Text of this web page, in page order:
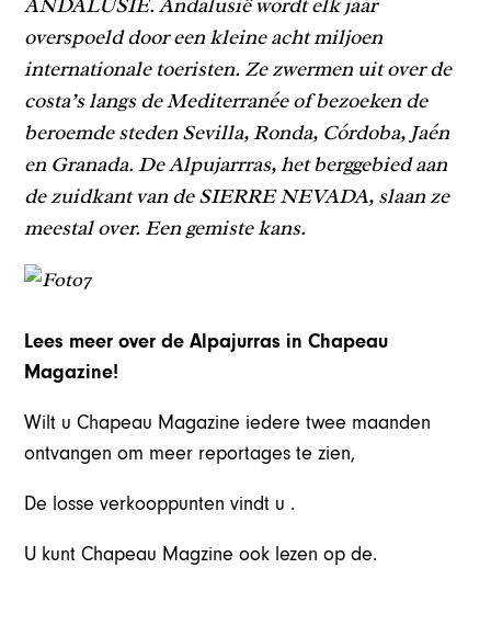
ANDALUSIË. Andalusië wordt elk jaar
overspoeld door een kleine acht miljoen
internationale toeristen. Ze zwermen uit over de
costa’s langs de Mediterranée of bezoeken de
beroemde steden Sevilla, Ronda, Córdoba, Jaén
en Granada. De Alpujarrras, het berggebied aan
de zuidkant van de SIERRE NEVADA, slaan ze
meestal over. Een gemiste kans.
Lees meer over de Alpajurras in Chapeau
Magazine!
Wilt u Chapeau Magazine iedere twee maanden
ontvangen om meer reportages te zien,
De losse verkooppunten vindt u .
U kunt Chapeau Magzine ook lezen op de.